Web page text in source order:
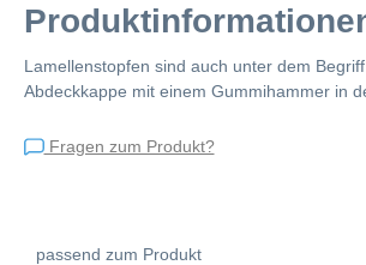
Lamellenstopfen sind auch unter dem
Abdeckkappe mit einem Gummihammer in
Fragen zum Produkt?
passend zum Produkt